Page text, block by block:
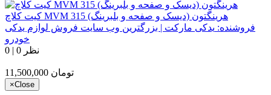
کیت کلاچ MVM 315 هرینگتون (دیسک و صفحه و بلبرینگ)
فروشنده: یدکی مارکت | بزرگترین وب سایت فروش لوازم یدکی
خودرو
0 | 0 نظر
11,500,000 تومان
×Close